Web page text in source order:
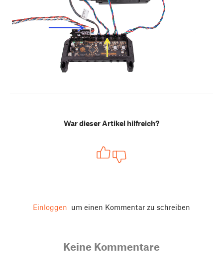
War dieser Artikel hilfreich?
Einloggen um einen Kommentar zu schreiben
Keine Kommentare